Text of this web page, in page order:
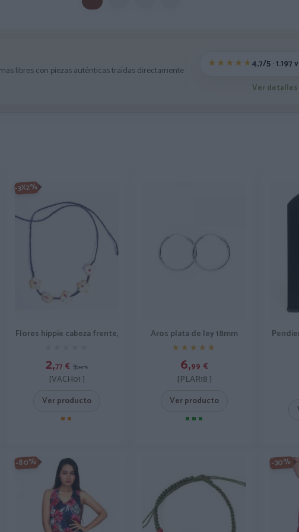
libres con piezas auténticas traídas directamente
4,7/5 ·
Ver detalles
-3X2%
Flores hippie cabeza frente,
2,77 € 3,95 €
[VACH01 ]
Ver producto
Aros plata de ley 18mm
★★★★★
★★★★★
6,99 €
[PLAR18 ]
Ver producto
-80% -30%